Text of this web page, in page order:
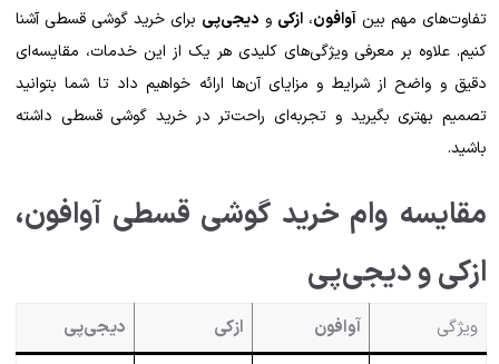
تفاوت‌های مهم بینآوافون،ازکی و دیجی‌پی برای خرید گوشی قسطی آشنا
کنیم. علاوه بر معرفی ویژگی‌های کلیدی هر یک از این خدمات، مقایسه‌ای
دقیق و واضح از شرایط و مزایای آن‌ها ارائه خواهیم داد تا شما بتوانید
تصمیم بهتری بگیرید و تجربه‌ای راحت‌تر در خرید گوشی قسطی داشته
باشید.
مقایسه وام خرید گوشی قسطی آوافون،
ازکی و دیجی‌پی
ویژگی آوافون ازکی دیجی‌پی